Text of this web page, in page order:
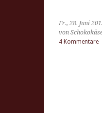
Fr., 28. Juni
von
4 Kommentare